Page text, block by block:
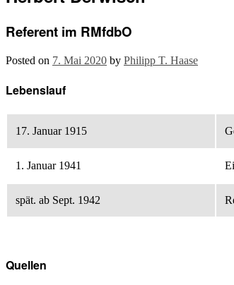
Referent im RMfdbO
Posted on 7. Mai 2020 by Philipp T. Haase
Lebenslauf
17. Januar 1915
1. Januar 1941
spät. ab Sept. 1942
Quellen